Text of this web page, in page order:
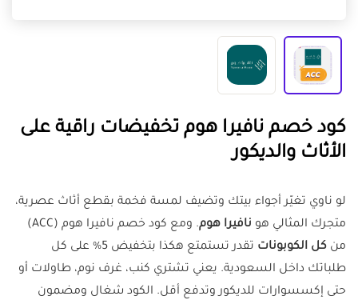
كود خصم نافيرا هوم تخفيضات راقية على
الأثاث والديكور
لو ناوي تغيّر أجواء بيتك وتضيف لمسة فخمة بقطع أثاث عصرية،
متجرك المثالي هو نافيرا هوم
. ومع كود خصم نافيرا هوم (ACC)
من كل الكوبونات
تقدر تستمتع هكذا بتخفيض 5% على كل
طلباتك داخل السعودية. يعني تشتري كنب، غرف نوم، طاولات أو
حتى إكسسوارات للديكور وتدفع أقل. الكود شغال ومضمون